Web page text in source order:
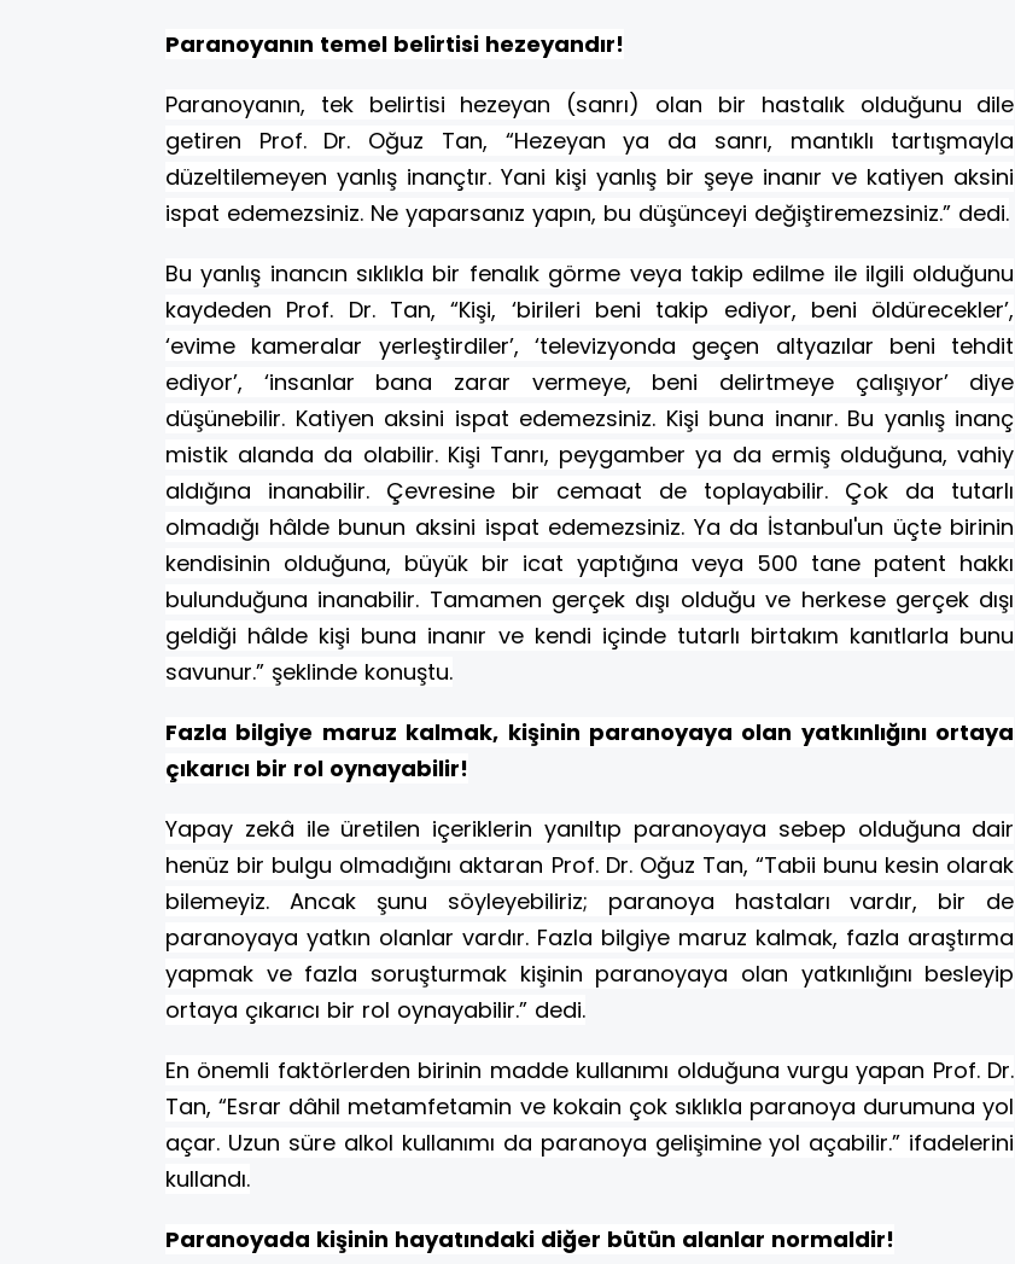
Paranoyanın temel belirtisi hezeyandır!
Paranoyanın, tek belirtisi hezeyan (sanrı) olan bir hastalık olduğunu dile
getiren Prof. Dr. Oğuz Tan, “Hezeyan ya da sanrı, mantıklı tartışmayla
düzeltilemeyen yanlış inançtır. Yani kişi yanlış bir şeye inanır ve katiyen aksini
ispat edemezsiniz. Ne yaparsanız yapın, bu düşünceyi değiştiremezsiniz.” dedi.
Bu yanlış inancın sıklıkla bir fenalık görme veya takip edilme ile ilgili olduğunu
kaydeden Prof. Dr. Tan, “Kişi, ‘birileri beni takip ediyor, beni öldürecekler’,
‘evime kameralar yerleştirdiler’, ‘televizyonda geçen altyazılar beni tehdit
ediyor’, ‘insanlar bana zarar vermeye, beni delirtmeye çalışıyor’ diye
düşünebilir. Katiyen aksini ispat edemezsiniz. Kişi buna inanır. Bu yanlış inanç
mistik alanda da olabilir. Kişi Tanrı, peygamber ya da ermiş olduğuna, vahiy
aldığına inanabilir. Çevresine bir cemaat de toplayabilir. Çok da tutarlı
olmadığı hâlde bunun aksini ispat edemezsiniz. Ya da İstanbul'un üçte birinin
kendisinin olduğuna, büyük bir icat yaptığına veya 500 tane patent hakkı
bulunduğuna inanabilir. Tamamen gerçek dışı olduğu ve herkese gerçek dışı
geldiği hâlde kişi buna inanır ve kendi içinde tutarlı birtakım kanıtlarla bunu
savunur.” şeklinde konuştu.
Fazla bilgiye maruz kalmak, kişinin paranoyaya olan yatkınlığını ortaya
çıkarıcı bir rol oynayabilir!
Yapay zekâ ile üretilen içeriklerin yanıltıp paranoyaya sebep olduğuna dair
henüz bir bulgu olmadığını aktaran Prof. Dr. Oğuz Tan, “Tabii bunu kesin olarak
bilemeyiz. Ancak şunu söyleyebiliriz; paranoya hastaları vardır, bir de
paranoyaya yatkın olanlar vardır. Fazla bilgiye maruz kalmak, fazla araştırma
yapmak ve fazla soruşturmak kişinin paranoyaya olan yatkınlığını besleyip
ortaya çıkarıcı bir rol oynayabilir.” dedi.
En önemli faktörlerden birinin madde kullanımı olduğuna vurgu yapan Prof. Dr.
Tan, “Esrar dâhil metamfetamin ve kokain çok sıklıkla paranoya durumuna yol
açar. Uzun süre alkol kullanımı da paranoya gelişimine yol açabilir.” ifadelerini
kullandı.
Paranoyada kişinin hayatındaki diğer bütün alanlar normaldir!